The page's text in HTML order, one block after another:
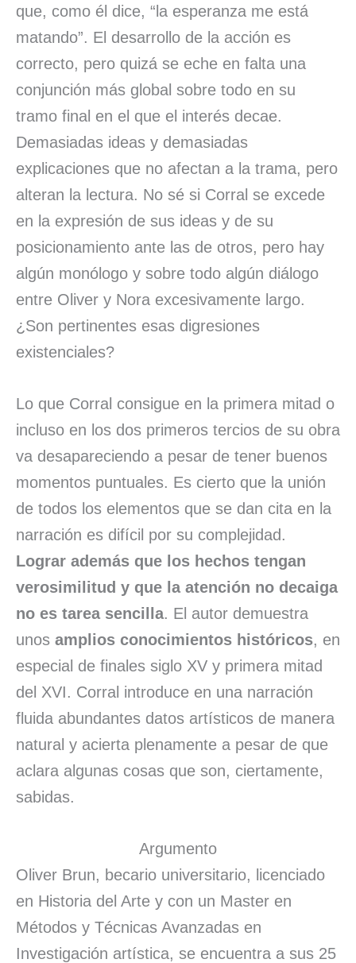
que, como él dice, “la esperanza me está
matando”. El desarrollo de la acción es
correcto, pero quizá se eche en falta una
conjunción más global sobre todo en su
tramo final en el que el interés decae.
Demasiadas ideas y demasiadas
explicaciones que no afectan a la trama, pero
alteran la lectura. No sé si Corral se excede
en la expresión de sus ideas y de su
posicionamiento ante las de otros, pero hay
algún monólogo y sobre todo algún diálogo
entre Oliver y Nora excesivamente largo.
¿Son pertinentes esas digresiones
existenciales?
Lo que Corral consigue en la primera mitad o
incluso en los dos primeros tercios de su obra
va desapareciendo a pesar de tener buenos
momentos puntuales. Es cierto que la unión
de todos los elementos que se dan cita en la
narración es difícil por su complejidad.
Lograr además que los hechos tengan
verosimilitud y que la atención no decaiga
no es tarea sencilla. El autor demuestra
unos amplios conocimientos históricos, en
especial de finales siglo XV y primera mitad
del XVI. Corral introduce en una narración
fluida abundantes datos artísticos de manera
natural y acierta plenamente a pesar de que
aclara algunas cosas que son, ciertamente,
sabidas.
Argumento
Oliver Brun, becario universitario, licenciado
en Historia del Arte y con un Master en
Métodos y Técnicas Avanzadas en
Investigación artística, se encuentra a sus 25